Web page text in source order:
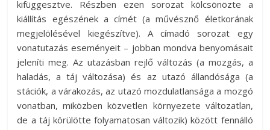
kifüggesztve. Részben ezen sorozat kölcsönözte a
kiállítás egészének a címét (a művésznő életkorának
megjelölésével kiegészítve). A címadó sorozat egy
vonatutazás eseményeit – jobban mondva benyomásait
jeleníti meg. Az utazásban rejlő változás (a mozgás, a
haladás, a táj változása) és az utazó állandósága (a
stációk, a várakozás, az utazó mozdulatlansága a mozgó
vonatban, miközben közvetlen környezete változatlan,
de a táj körülötte folyamatosan változik) között fennálló